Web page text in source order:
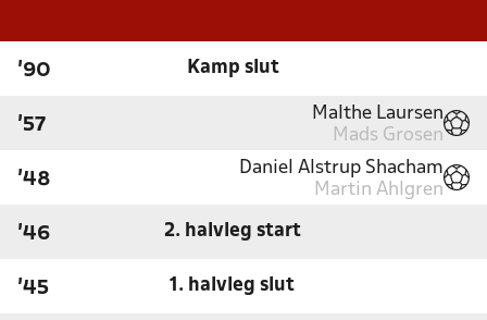
'90 Kamp slut
'57
Malthe Laursen
Mads Grosen
'48
Daniel Alstrup Shacham
Martin Ahlgren
'46 2. halvleg start
'45 1. halvleg slut